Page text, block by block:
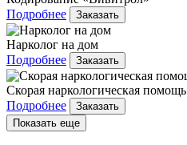
Подробнее
Заказать
Нарколог на дом
Подробнее
Заказать
Скорая наркологическая помощь
Подробнее
Заказать
Показать еще